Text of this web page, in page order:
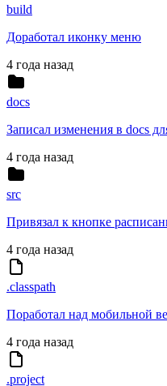
build
Доработал иконку меню
4 года назад
docs
Записал изменения в docs
4 года назад
src
Привязал к кнопке
4 года назад
.classpath
Поработал над мобильной
4 года назад
.project